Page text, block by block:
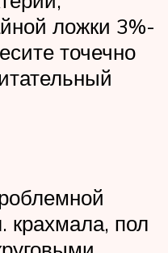
ложки 3%-
точечно
крахмала, пол